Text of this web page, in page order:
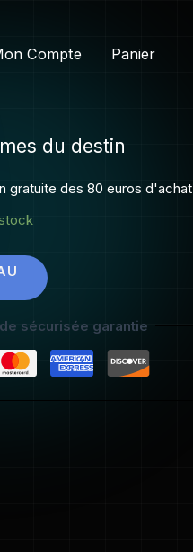
Compte Panier
du destin
gratuite des 80 euros d'achat
sécurisée garantie